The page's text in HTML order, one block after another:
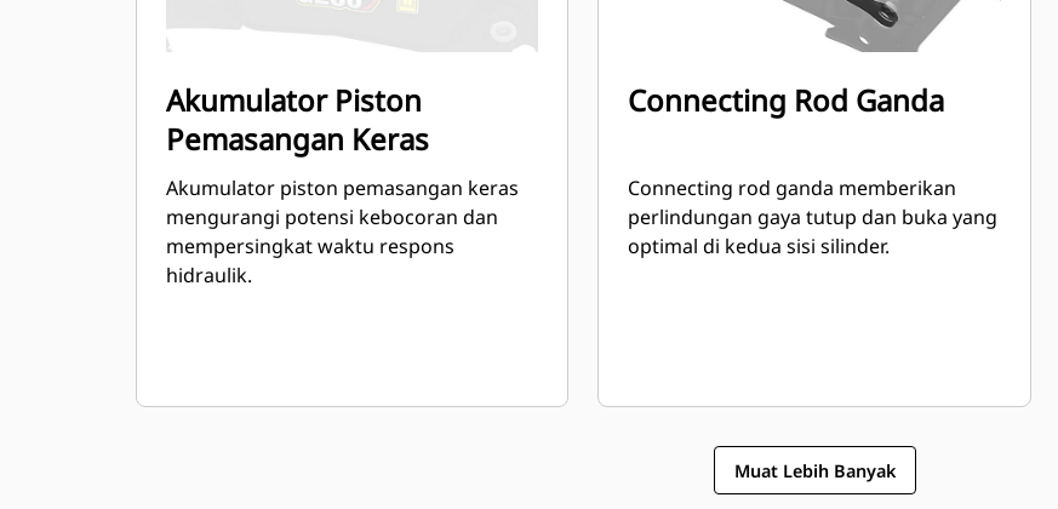
Akumulator Piston
Pemasangan Keras
Akumulator piston pemasangan keras
mengurangi potensi kebocoran dan
mempersingkat waktu respons
hidraulik.
Connecting Rod Ganda
Connecting rod ganda memberikan
perlindungan gaya tutup dan buka yang
optimal di kedua sisi silinder.
Muat Lebih Banyak